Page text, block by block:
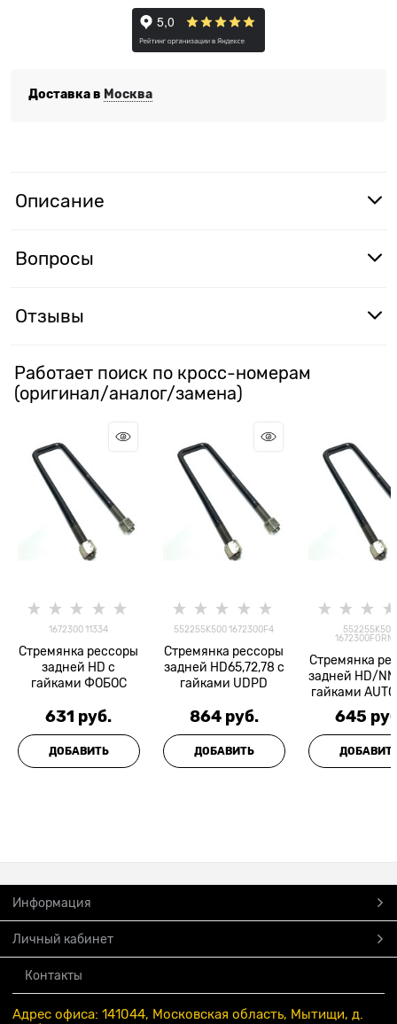
Доставка в Москва
Описание
Вопросы
Отзывы
Работает поиск по кросс-номерам
(оригинал/аналог/замена)
1672300 11334
Стремянка рессоры
задней HD с
гайками ФОБОС
631 руб.
ДОБАВИТЬ
552255K500 1672300F4
Стремянка рессоры
задней HD65,72,78 с
гайками UDPD
864 руб.
ДОБАВИТЬ
552255K500
Стремянка
задней HD/
гайками
645
Информация
Личный кабинет
Контакты
Адрес офиса: 141044, Московская область, Мытищи, д.